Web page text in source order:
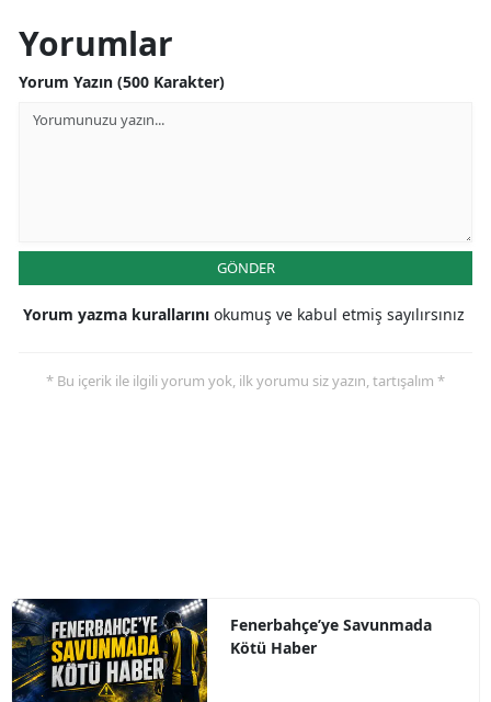
Yorumlar
Yorum Yazın (500 Karakter)
GÖNDER
Yorum yazma kurallarını okumuş ve kabul etmiş sayılırsınız
* Bu içerik ile ilgili yorum yok, ilk yorumu siz yazın, tartışalım *
Fenerbahçe’ye Savunmada
Kötü Haber